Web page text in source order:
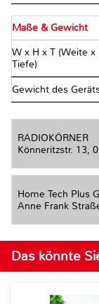
Maße & Gewicht
W x H x T (Weite
Tiefe)
Gewicht des
RADIOKÖRNER
Könneritzstr. 13,
Home Tech Plus
Anne Frank
Das könnte